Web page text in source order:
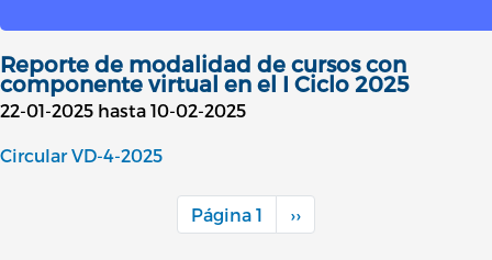
Reporte de modalidad de cursos con
componente virtual en el I Ciclo 2025
22-01-2025 hasta 10-02-2025
Circular VD-4-2025
Página 1 Siguiente página
››